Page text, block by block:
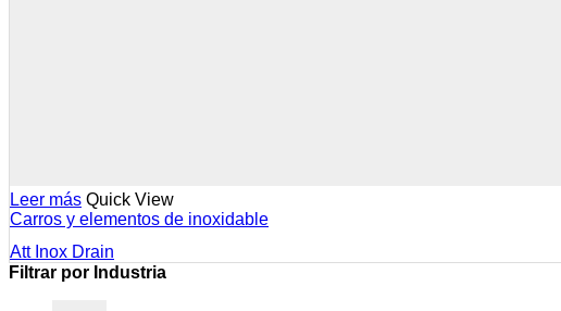
Leer más Quick View
Carros y elementos de inoxidable
Att Inox Drain
Filtrar por Industria